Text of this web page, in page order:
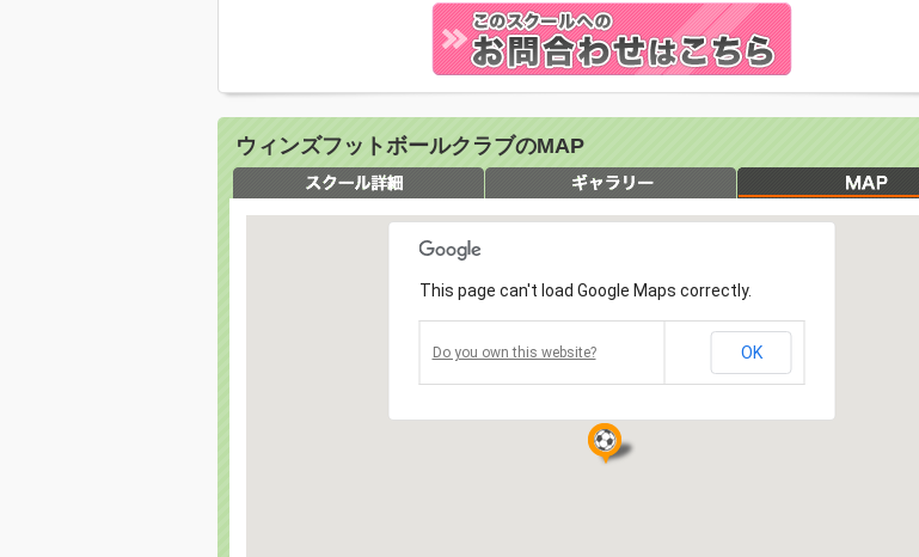
ウィンズフットボールクラブのMAP
This page can't load Google Maps correctly.
Do you own this website? OK